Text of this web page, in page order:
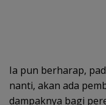
Ia pun berharap,
nanti, akan ada
dampaknya bagi